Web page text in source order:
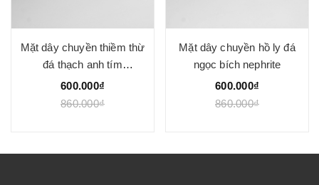
Mặt dây chuyền thiềm thừ
đá thạch anh tím
16x23mm
600.000₫
860.000₫
Mặt dây chuyền hồ ly đá
ngọc bích nephrite
600.000₫
860.000₫